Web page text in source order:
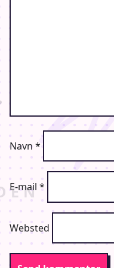
Mayonnaise in Spring
[ENGLISH VERSION]
Navn *
E-mail *
Websted